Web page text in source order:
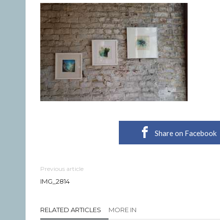
Share on Facebook
Previous article
IMG_2814
RELATED ARTICLES MORE IN